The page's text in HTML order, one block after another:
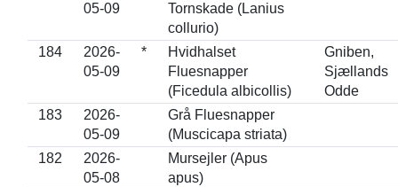
05-09
Tornskade (Lanius
collurio)
184
2026-
05-09
*
Hvidhalset
Fluesnapper
(Ficedula albicollis)
Gniben,
Sjællands
Odde
183
2026-
05-09
Grå Fluesnapper
(Muscicapa striata)
182
2026-
05-08
Mursejler (Apus
apus)